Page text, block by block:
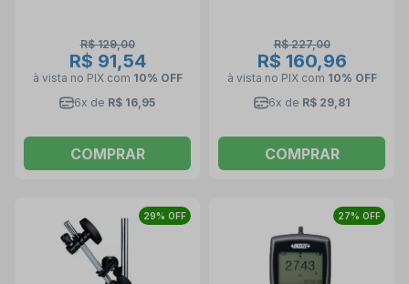
R$ 129,00
R$ 91,54
à vista no PIX com 10% OFF
6x de R$ 16,95
COMPRAR
R$ 227,00
R$ 160,96
à vista no PIX com 10% OFF
6x de R$ 29,81
COMPRAR
29% OFF 27% OFF